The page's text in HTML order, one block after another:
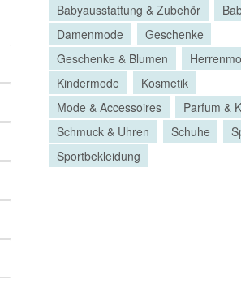
Babyausstattung & Zubehör
Damenmode
Geschenke
Geschenke & Blumen
Kindermode
Kosmetik
Mode & Accessoires
Parfum &
Schmuck & Uhren
Schuhe
Sportbekleidung